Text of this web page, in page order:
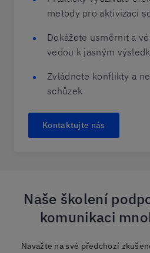
metody pro aktivizaci
Dokážete usměrnit a
vedou k jasným
Zvládnete konflikty a
schůzek
Kontaktujte nás
Naše školení
komunikaci
Navažte na své předchozí